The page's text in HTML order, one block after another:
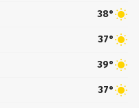
38°
37°
39°
37°